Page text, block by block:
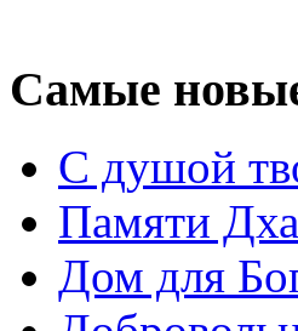
Самые
С душой
Памяти
Дом для